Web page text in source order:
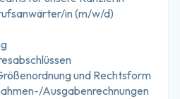
in (m/w/d)
und Rechtsform
Ausgabenrechnungen